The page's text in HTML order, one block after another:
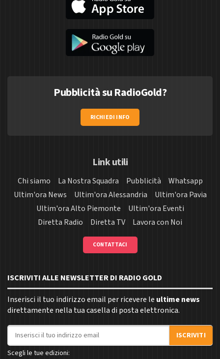
Pubblicità su RadioGold?
RICHIEDI INFO
Link utili
Chi siamo La Nostra Squadra Pubblicità
Whatsapp
Ultim'ora News
Ultim'ora Alessandria
Ultim'ora Pavia
Ultim'ora Alto Piemonte
Ultim'ora Eventi
Diretta Radio
Diretta TV Lavora con Noi
CONTATTACI
ISCRIVITI ALLE NEWSLETTER DI RADIO GOLD
Inserisci il tuo indirizzo email per ricevere le ultime news
direttamente nella tua casella di posta elettronica.
Indirizzo email
ISCRIVITI
Scegli le tue edizioni: